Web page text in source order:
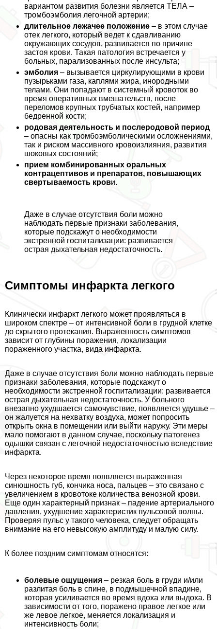
вариантом развития болезни является ТЕЛА –
тромбоэмболия легочной артерии;
длительное лежачее положение – в этом случае
отек легкого, который ведет к сдавливанию
окружающих сосудов, развивается по причине
застоя крови. Такая патология встречается у
больных, парализованных после инсульта;
эмболия – вызывается циркулирующими в крови
пузырьками газа, каплями жира, инородными
телами. Они попадают в системный кровоток во
время оперативных вмешательств, после
переломов крупных трубчатых костей, например
бедренной кости;
родовая деятельность и послеродовой период
– опасны как тромбоэмболическими осложнениями,
так и риском массивного кровоизлияния, развития
шоковых состояний;
прием комбинированных opaльных
кoнтpaцептивов и препаратов, повышающих
свертываемость крови.
Даже в случае отсутствия боли можно
наблюдать первые признаки заболевания,
которые подскажут о необходимости
экстренной госпитализации: развивается
острая дыхательная недостаточность.
Симптомы инфаркта легкого
Клинически инфаркт легкого может проявляться в
широком спектре – от интенсивной боли в грудной клетке
до скрытого протекания. Выраженность симптомов
зависит от глубины поражения, локализации
пораженного участка, вида инфаркта.
Даже в случае отсутствия боли можно наблюдать первые
признаки заболевания, которые подскажут о
необходимости экстренной госпитализации: развивается
острая дыхательная недостаточность. У больного
внезапно ухудшается самочувствие, появляется удушье –
он жалуется на нехватку воздуха, может попросить
открыть окна в помещении или выйти наружу. Эти меры
мало помогают в данном случае, поскольку патогенез
одышки связан с легочной недостаточностью вследствие
инфаркта.
Через некоторое время появляется выраженная
синюшность губ, кончика носа, пальцев – это связано с
увеличением в кровотоке количества венозной крови.
Еще один хаpaктерный признак – падение артериального
давления, ухудшение хаpaктеристик пульсовой волны.
Проверяя пульс у такого человека, следует обращать
внимание на его невысокую амплитуду и малую силу.
К более поздним симптомам относятся:
болевые ощущения – резкая боль в гpyди и/или
разлитая боль в спине, в подмышечной впадине,
которая усиливается во время вдоха или выдоха. В
зависимости от того, поражено правое легкое или
же левое легкое, меняется локализация и
интенсивность боли;